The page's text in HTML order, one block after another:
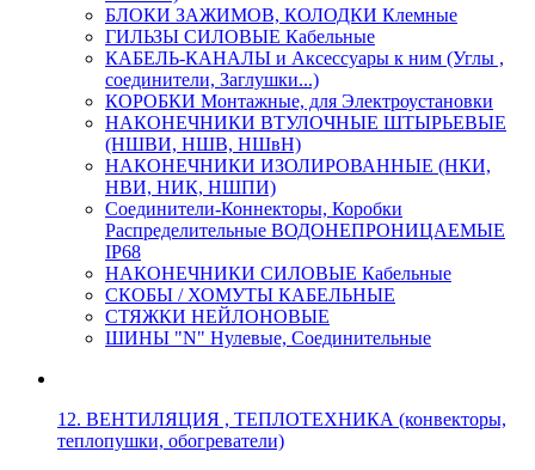
БЛОКИ ЗАЖИМОВ, КОЛОДКИ Клемные
ГИЛЬЗЫ СИЛОВЫЕ Кабельные
КАБЕЛЬ-КАНАЛЫ и Аксессуары к ним (Углы ,
соединители, Заглушки...)
КОРОБКИ Монтажные, для Электроустановки
НАКОНЕЧНИКИ ВТУЛОЧНЫЕ ШТЫРЬЕВЫЕ
(НШВИ, НШВ, НШвН)
НАКОНЕЧНИКИ ИЗОЛИРОВАННЫЕ (НКИ,
НВИ, НИК, НШПИ)
Соединители-Коннекторы, Коробки
Распределительные ВОДОНЕПРОНИЦАЕМЫЕ
IP68
НАКОНЕЧНИКИ СИЛОВЫЕ Кабельные
СКОБЫ / ХОМУТЫ КАБЕЛЬНЫЕ
СТЯЖКИ НЕЙЛОНОВЫЕ
ШИНЫ "N" Нулевые, Соединительные
12. ВЕНТИЛЯЦИЯ , ТЕПЛОТЕХНИКА (конвекторы,
теплопушки, обогреватели)